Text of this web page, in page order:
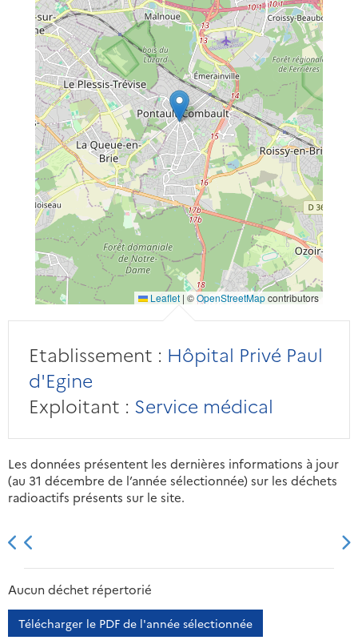
Leaflet | ©OpenStreetMapcontributors
Etablissement : Hôpital Privé Paul
d'Egine
Exploitant : Service médical
Les données présentent les dernières informations à jour
(au 31 décembre de l’année sélectionnée) sur les déchets
radioactifs présents sur le site.
2013 2014
Aucun déchet répertorié
Télécharger le PDF de l'année sélectionnée